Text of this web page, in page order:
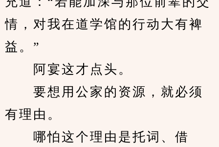
情，对我在道学馆的行动大有裨
益。”
阿宴这才点头。
要想用公家的资源，就必须
有理由。
哪怕这个理由是托词、借